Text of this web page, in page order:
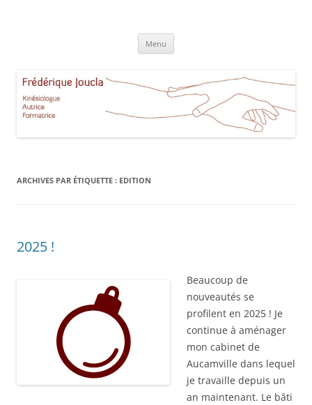
Aucamville Toulouse
Menu
ARCHIVES PAR ÉTIQUETTE : EDITION
2025 !
Beaucoup de
nouveautés se
profilent en 2025 ! Je
continue à aménager
mon cabinet de
Aucamville dans lequel
je travaille depuis un
an maintenant. Le bâti